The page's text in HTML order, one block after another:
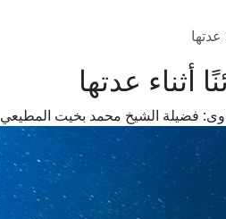
عدتها
فضيلة الشيخ محمد بخيت المطيعي